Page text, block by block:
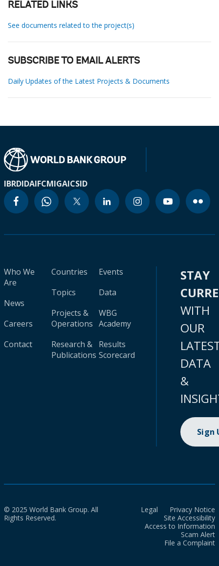
RELATED LINKS
See documents related to the project(s)
SUBSCRIBE TO EMAIL ALERTS
Daily Updates of the Latest Projects & Documents
IBRDIDAIFCMIGAICSID
Who We
Are
News
Careers
Contact
Countries
Topics
Projects &
Operations
Research &
Publications
Events
Data
WBG
Academy
Results
Scorecard
STAY
WITH
OUR
DATA
&
Sign
© 2025 World Bank Group. All
Rights Reserved.
Legal
Privacy Notice
Site Accessibility
Access to Information
Scam Alert
File a Complaint